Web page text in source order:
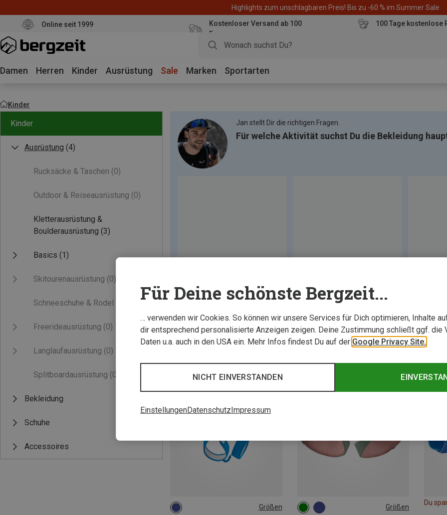
Highlights zum unschlagbaren Preis! Bis zu -60 % im Summer Sale
Online seit 1999
Kostenloser Versand ab 100
Euro
100 Tage kostenlose
Damen Herren Kinder Ausrüstung Sale Marken Sportarten
Kinder
Kinder
Ausrüstung (4)
Rucksäcke & Taschen (0)
Outdoor & Reiseausrüstung (0)
Kletterausrüstung &
Boulderausrüstung (3)
Basics (1)
Skitourenausrüstung (0)
Schneeschuhe & Rodel
Freerideausrüstung (0)
Langlaufausrüstung (0)
Splitboardausrüstung (0)
Bekleidung
Schuhe
Accessoires
Jan stellt Dir die richtigen Fragen.
Für welche Aktivität suchst Du die Bekleidung
Größen
XXS-S Größen
54-65CM
Du
Für Deine schönste Bergzeit...
… verwenden wir Cookies. So können wir unsere Services für Dich optimieren, Inhalte
dir entsprechend personalisierte Anzeigen zeigen. Deine Zustimmung schließt ggf. die
Daten u.a. auch in den USA ein. Mehr Infos findest Du auf der Google Privacy Site.
NICHT EINVERSTANDEN
EinstellungenDatenschutzImpressum